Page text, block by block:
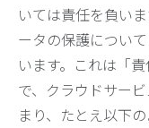
いては責任を負い
ータの保護につい
います。これは「
で、クラウドサー
まり、たとえ以下